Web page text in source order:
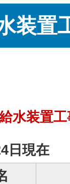
装置
水装置
日現在